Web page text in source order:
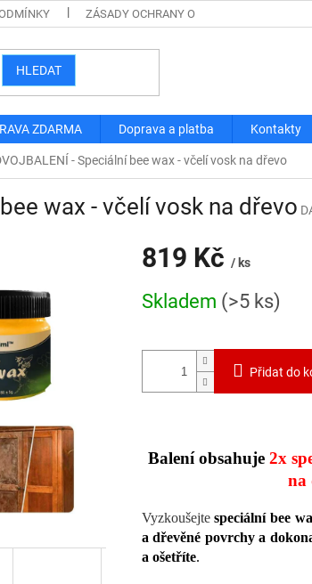
ZÁSADY OCHRANY OSOBNÍCH ÚDAJŮ
HLEDAT
ZDARMA Doprava a platba Kontakty
- Speciální bee wax - včelí vosk na dřevo
wax - včelí vosk na dřevo
819 Kč / ks
cena:
Skladem (>5 ks)
Přidat do
Balení obsahuje 2x
na
Vyzkoušejtespeciální bee
a dřevěné povrchy a
a ošetříte.